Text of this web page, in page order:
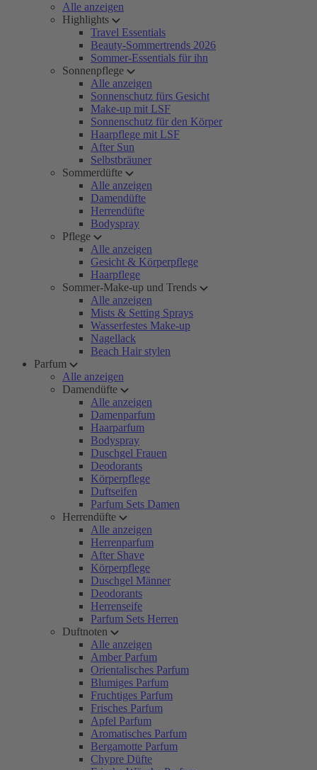
Alle anzeigen
Highlights
Travel Essentials
Beauty-Sommertrends 2026
Sommer-Essentials für ihn
Sonnenpflege
Alle anzeigen
Sonnenschutz fürs Gesicht
Make-up mit LSF
Sonnenschutz für den Körper
Haarpflege mit LSF
After Sun
Selbstbräuner
Sommerdüfte
Alle anzeigen
Damendüfte
Herrendüfte
Bodyspray
Pflege
Alle anzeigen
Gesicht & Körperpflege
Haarpflege
Sommer-Make-up und Trends
Alle anzeigen
Mists & Setting Sprays
Wasserfestes Make-up
Nagellack
Beach Hair stylen
Parfum
Alle anzeigen
Damendüfte
Alle anzeigen
Damenparfum
Haarparfum
Bodyspray
Duschgel Frauen
Deodorants
Körperpflege
Duftseifen
Parfum Sets Damen
Herrendüfte
Alle anzeigen
Herrenparfum
After Shave
Körperpflege
Duschgel Männer
Deodorants
Herrenseife
Parfum Sets Herren
Duftnoten
Alle anzeigen
Amber Parfum
Orientalisches Parfum
Blumiges Parfum
Fruchtiges Parfum
Frisches Parfum
Apfel Parfum
Aromatisches Parfum
Bergamotte Parfum
Chypre Düfte